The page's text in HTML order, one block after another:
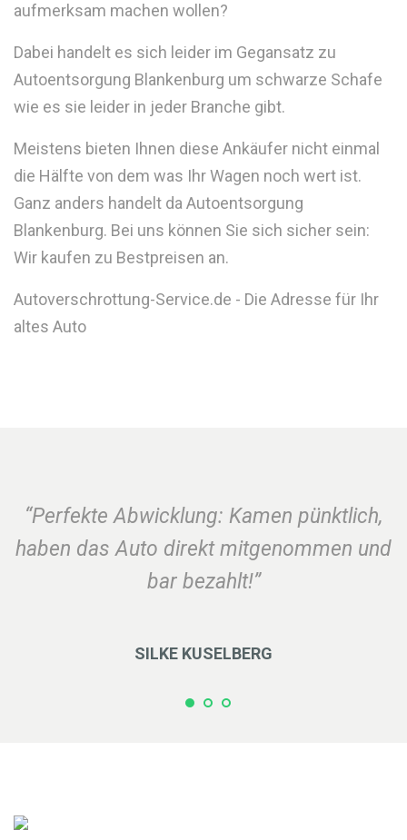
aufmerksam machen wollen?
Dabei handelt es sich leider im Gegansatz zu
Autoentsorgung Blankenburg um schwarze Schafe
wie es sie leider in jeder Branche gibt.
Meistens bieten Ihnen diese Ankäufer nicht einmal
die Hälfte von dem was Ihr Wagen noch wert ist.
Ganz anders handelt da Autoentsorgung
Blankenburg. Bei uns können Sie sich sicher sein:
Wir kaufen zu Bestpreisen an.
Autoverschrottung-Service.de - Die Adresse für Ihr
altes Auto
“Perfekte Abwicklung: Kamen pünktlich,
haben das Auto direkt mitgenommen und
bar bezahlt!”
SILKE KUSELBERG